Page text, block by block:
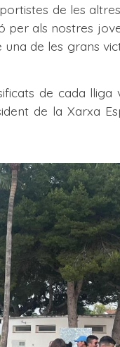
de les
als nostres
de les grans
de cada
de la Xarxa